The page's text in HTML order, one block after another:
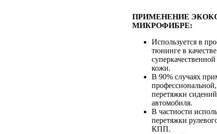
ПРИМЕНЕНИЕ
МИКРОФИБРЕ:
Используется в
тюнинге в
кожи.
В 90% случаях
перетяжки
автомобиля.
В частности
перетяжки
КПП.